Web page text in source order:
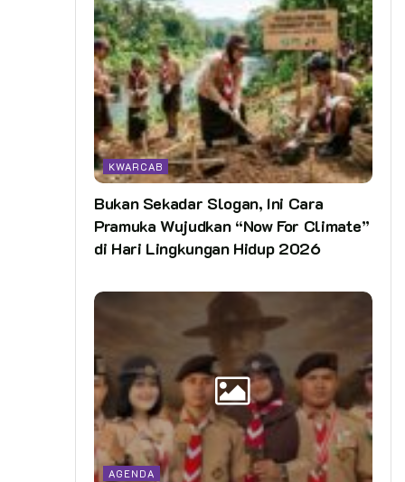
KWARCAB
Bukan Sekadar Slogan, Ini Cara
Pramuka Wujudkan “Now For Climate”
di Hari Lingkungan Hidup 2026
AGENDA